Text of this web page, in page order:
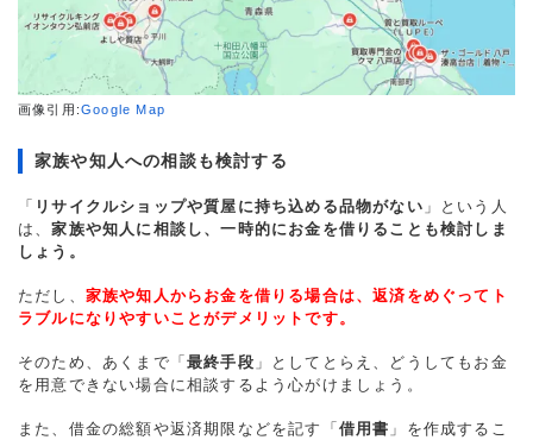
画像引用:Google Map
家族や知人への相談も検討する
「 リサイクルショップや質屋に持ち込める品物がない 」という人
は、家族や知人に相談し、一時的にお金を借りることも検討しま
しょう。
ただし、 家族や知人からお金を借りる場合は、返済をめぐってト
ラブルになりやすいことがデメリットです。
そのため、あくまで「 最終手段 」としてとらえ、どうしてもお金
を用意できない場合に相談するよう心がけましょう。
また、借金の総額や返済期限などを記す「 借用書 」を作成するこ